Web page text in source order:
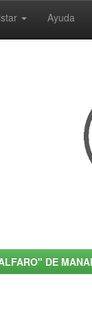
Ayuda
DE